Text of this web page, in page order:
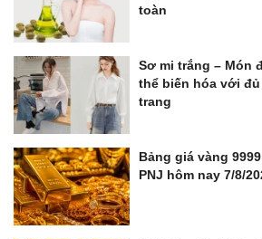
toàn
Sơ mi trắng – Món
thể biến hóa với
trang
Bảng giá vàng
PNJ hôm nay 7/8/